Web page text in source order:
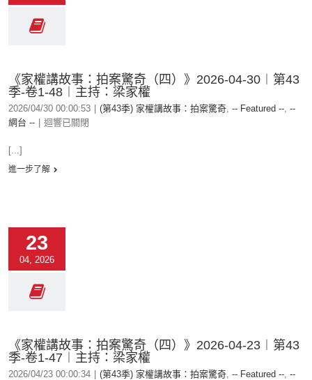
《家權講故事：拍案驚奇（四）》2026-04-30︱第43
季-卷1-48︱主持：梁家權
2026/04/30 00:00:53 (第43季) 家權講故事：拍案驚奇, -- Featured --, --
網台 --
迴響已關閉
[...]
進一步了解
23
04, 2026
《家權講故事：拍案驚奇（四）》2026-04-23︱第43
季-卷1-47︱主持：梁家權
2026/04/23 00:00:34 (第43季) 家權講故事：拍案驚奇, -- Featured --, --